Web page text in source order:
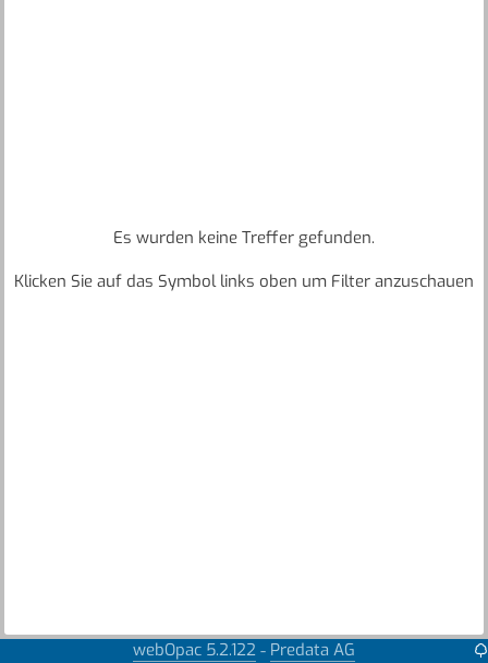
Es wurden keine Treffer gefunden.
Klicken Sie auf das Symbol links oben um Filter anzuschauen
webOpac 5.2.122 - Predata AG